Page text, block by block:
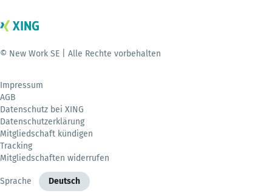
© New Work SE | Alle Rechte vorbehalten
Impressum
AGB
Datenschutz bei XING
Datenschutzerklärung
Mitgliedschaft kündigen
Tracking
Mitgliedschaften widerrufen
Sprache Deutsch